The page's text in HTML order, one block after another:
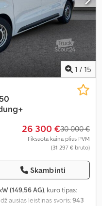
stumdomos durys,
kontrolė, vairo
1 / 15
26 300 €30 000 €
Fiksuota kaina plius PVM
(31 297 € bruto)
Skambinti
(149,56 AG), kuro tipas:
leistinas svoris:943